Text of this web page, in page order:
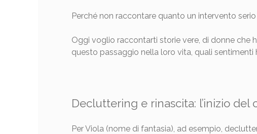
Perché non raccontare quanto un intervento
Oggi voglio raccontarti storie vere, di donne che
questo passaggio nella loro vita, quali
Decluttering e rinascita: l’inizio del
Per Viola (nome di fantasia), ad esempio,